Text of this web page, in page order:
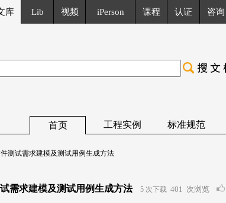
库 Lib 视频 iPerson 课程 认证 咨询
首页 工程实例 标准规范
测试需求建模及测试用例生成方法
需求建模及测试用例生成方法 5 次下载 401 次浏览